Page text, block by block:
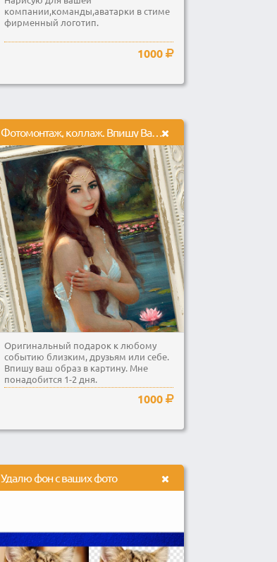
компании,команды,аватарки в стиме
фирменный логотип.
1000
Фотомонтаж, коллаж. Впишу Вас в образ
Оригинальный подарок к любому
событию близким, друзьям или себе.
Впишу ваш образ в картину. Мне
понадобится 1-2 дня.
1000
Удалю фон с ваших фото